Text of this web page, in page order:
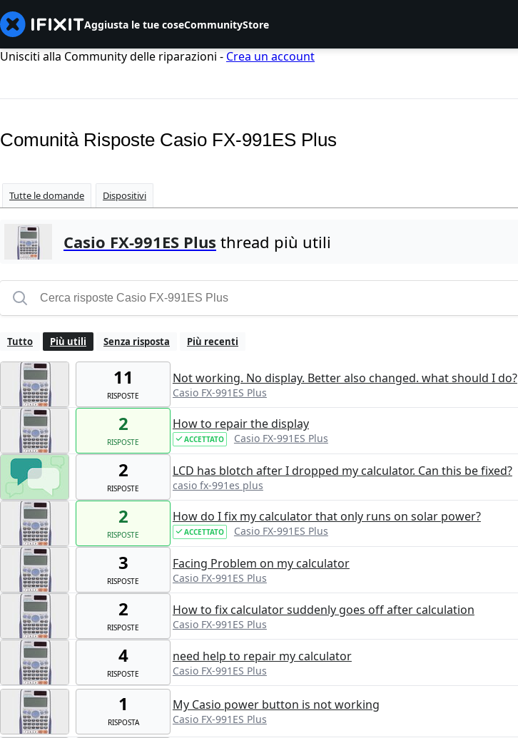
Aggiusta le tue coseCommunityStore
Unisciti alla Community delle riparazioni - Crea un account
Comunità Risposte Casio FX-991ES Plus
Tutte le domande Dispositivi
Casio FX-991ES Plus thread più utili
Tutto Più utili Senza risposta Più recenti
11
RISPOSTE
Not working. No display. Better also changed. what should I do?
Casio FX-991ES Plus
2
RISPOSTE
How to repair the display
ACCETTATO Casio FX-991ES Plus
2
RISPOSTE
LCD has blotch after I dropped my calculator. Can this be fixed?
casio fx-991es plus
2
RISPOSTE
How do I fix my calculator that only runs on solar power?
ACCETTATO Casio FX-991ES Plus
3
RISPOSTE
Facing Problem on my calculator
Casio FX-991ES Plus
2
RISPOSTE
How to fix calculator suddenly goes off after calculation
Casio FX-991ES Plus
4
RISPOSTE
need help to repair my calculator
Casio FX-991ES Plus
1
RISPOSTA
My Casio power button is not working
Casio FX-991ES Plus